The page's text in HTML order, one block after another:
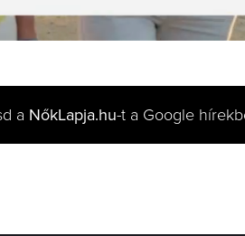
a NőkLapja.hu-t a Google